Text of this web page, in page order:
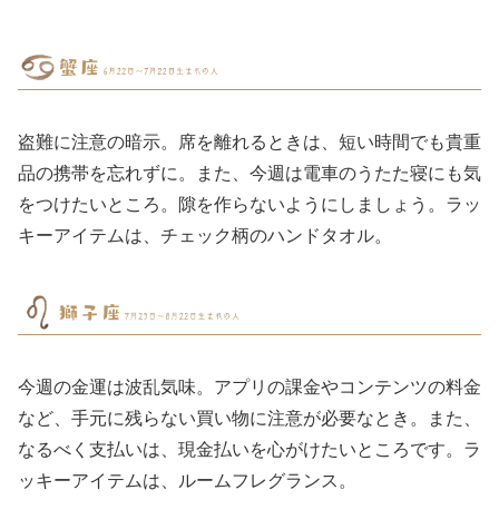
盗難に注意の暗示。席を離れるときは、短い時間でも貴重
品の携帯を忘れずに。また、今週は電車のうたた寝にも気
をつけたいところ。隙を作らないようにしましょう。ラッ
キーアイテムは、チェック柄のハンドタオル。
今週の金運は波乱気味。アプリの課金やコンテンツの料金
など、手元に残らない買い物に注意が必要なとき。また、
なるべく支払いは、現金払いを心がけたいところです。ラ
ッキーアイテムは、ルームフレグランス。